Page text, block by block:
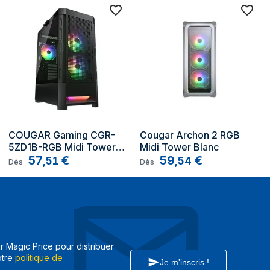
Mini Tower
PC
Blanc
micro ATX, Mini-ITX
2
4
Oui
COUGAR Gaming CGR-
5ZD1B-RGB Midi Tower
Noir
Dès 57 51 €
Cougar Archon 2 RGB
Midi Tower Blanc
Dès 59 54 €
Magic Price pour distribuer
politique de
Je m'inscris !